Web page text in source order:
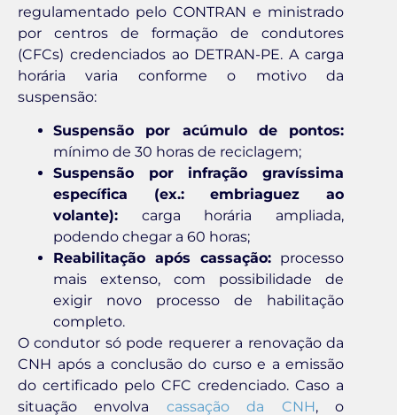
regulamentado pelo CONTRAN e ministrado
por centros de formação de condutores
(CFCs) credenciados ao DETRAN-PE. A carga
horária varia conforme o motivo da
suspensão:
Suspensão por acúmulo de pontos:
mínimo de 30 horas de reciclagem;
Suspensão por infração gravíssima
específica (ex.: embriaguez ao
volante): carga horária ampliada,
podendo chegar a 60 horas;
Reabilitação após cassação: processo
mais extenso, com possibilidade de
exigir novo processo de habilitação
completo.
O condutor só pode requerer a renovação da
CNH após a conclusão do curso e a emissão
do certificado pelo CFC credenciado. Caso a
situação envolva cassação da CNH, o